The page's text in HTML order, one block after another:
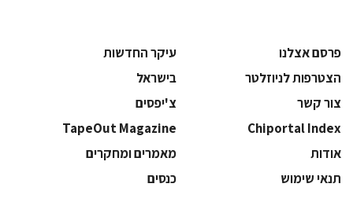
פרסם אצלנו
עיקר החדשות
הצטרפות לניוזלטר
בישראל
צור קשר
צ'יפסים
Chiportal Index
TapeOut Magazine
אודות
מאמרים ומחקרים
תנאי שימוש
כנסים